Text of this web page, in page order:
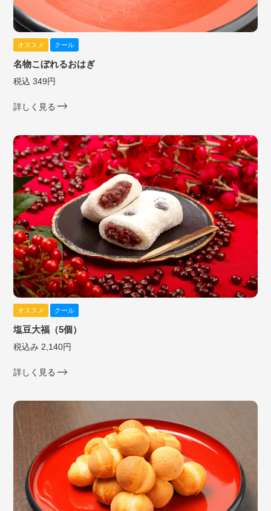
オススメ クール
名物こぼれるおはぎ
税込 349円
詳しく見る
オススメ クール
塩豆大福（5個）
税込み 2,140円
詳しく見る